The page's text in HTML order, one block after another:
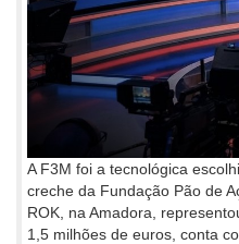
A F3M foi a tecnológica
creche da Fundação Pão de
ROK, na Amadora,
1,5 milhões de euros, conta